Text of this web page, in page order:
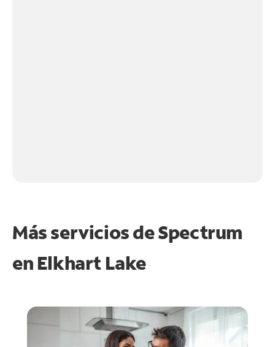
Más servicios de Spectrum
en Elkhart Lake